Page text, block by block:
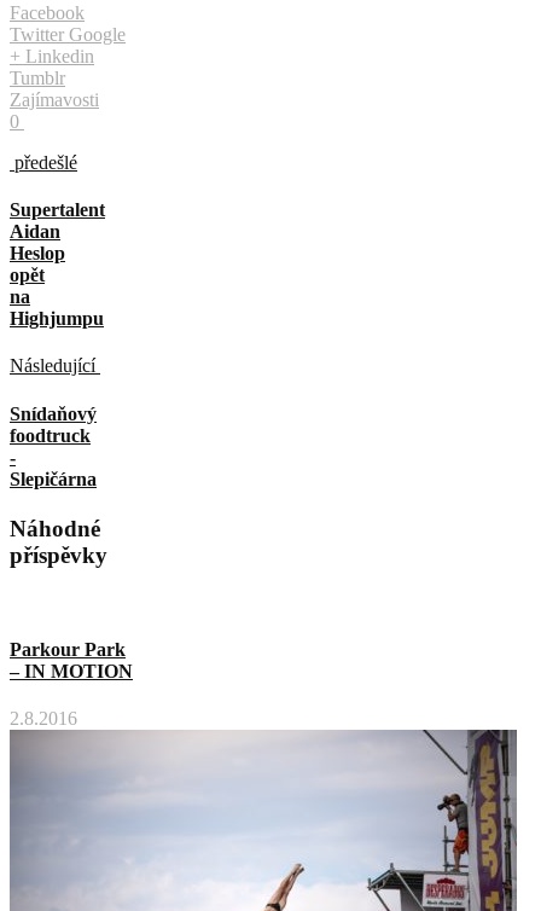
Facebook
Twitter Google
+ Linkedin
Tumblr
Zajímavosti
0
předešlé
Supertalent
Aidan
Heslop
opět
na
Highjumpu
Následující
Snídaňový
foodtruck
-
Slepičárna
Náhodné
příspěvky
Parkour Park
– IN MOTION
2.8.2016